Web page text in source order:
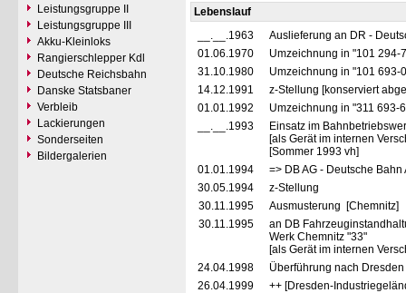
Leistungsgruppe II
Leistungsgruppe III
Akku-Kleinloks
Rangierschlepper Kdl
Deutsche Reichsbahn
Danske Statsbaner
Verbleib
Lackierungen
Sonderseiten
Bildergalerien
Lebenslauf
__.__.1963
Auslieferung an DR -
01.06.1970
Umzeichnung in "101 294-
31.10.1980
Umzeichnung in "101 693-
14.12.1991
z-Stellung [konserviert
01.01.1992
Umzeichnung in "311 693-
__.__.1993
Einsatz im
[als Gerät im internen
[Sommer 1993 vh]
01.01.1994
=> DB AG - Deutsche
30.05.1994
z-Stellung
30.11.1995
Ausmusterung [Chemnitz]
30.11.1995
an DB
Werk Chemnitz "33"
[als Gerät im internen
24.04.1998
Überführung nach Dresden
26.04.1999
++ [Dresden-